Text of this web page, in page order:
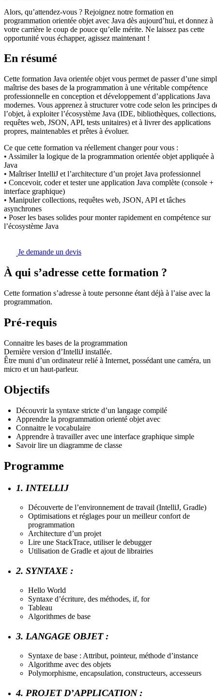
Alors, qu’attendez-vous ? Rejoignez notre formation en
programmation orientée objet avec Java dès aujourd’hui, et donnez à
votre carrière le coup de pouce qu’elle mérite. Ne laissez pas cette
opportunité vous échapper, agissez maintenant !
En résumé
Cette formation Java orientée objet vous permet de passer d’une
maîtrise des bases de la programmation à une véritable compétence
professionnelle en conception et développement d’applications Java
modernes. Vous apprenez à structurer votre code selon les principes
l’objet, à exploiter l’écosystème Java (IDE, bibliothèques, collections,
requêtes web, JSON, API, tests unitaires) et à livrer des applications
propres, maintenables et prêtes à évoluer.
Ce que cette formation va réellement changer pour vous :
• Assimiler la logique de la programmation orientée objet appliquée à
Java
• Maîtriser IntelliJ et l’architecture d’un projet Java professionnel
• Concevoir, coder et tester une application Java complète (console +
interface graphique)
• Manipuler collections, requêtes web, JSON, API et tâches
asynchrones
• Poser les bases solides pour monter rapidement en compétence sur
l’écosystème Java
Je demande un devis
À qui s’adresse cette formation ?
Cette formation s’adresse à toute personne étant déjà à l’aise avec la
programmation.
Pré-requis
Connaitre les bases de la programmation
Dernière version d’IntelliJ installée.
Être muni d’un ordinateur relié à Internet, possédant une caméra, un
micro et un haut-parleur.
Objectifs
Découvrir la syntaxe stricte d’un langage compilé
Apprendre la programmation orienté objet avec
Connaitre le vocabulaire
Apprendre à travailler avec une interface graphique simple
Savoir lire un diagramme de classe
Programme
1. INTELLIJ
Découverte de l’environnement de travail (IntelliJ, Gradle)
Optimisations et réglages pour un meilleur confort de
programmation
Architecture d’un projet
Lire une StackTrace, utiliser le debugger
Utilisation de Gradle et ajout de librairies
2. SYNTAXE :
Hello World
Syntaxe d’écriture, des méthodes, if, for
Tableau
Algorithmes de base
3. LANGAGE OBJET :
Syntaxe de base : Attribut, pointeur, méthode d’instance
Algorithme avec des objets
Polymorphisme, encapsulation, constructeurs, accesseurs
4. PROJET D’APPLICATION :